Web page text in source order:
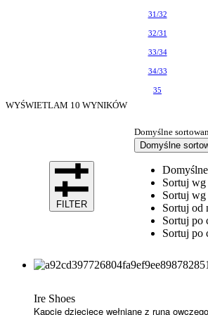
31/32
32/31
33/34
34/33
35
WYŚWIETLAM 10 WYNIKÓW
Domyślne
Domyślne
Sortuj wg
Sortuj wg
Sortuj od
Sortuj po
Sortuj po
FILTER
Ire Shoes
Kapcie dziecięce wełniane z runa